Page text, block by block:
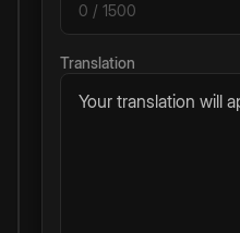
0 / 1500
Translation
Your translation will